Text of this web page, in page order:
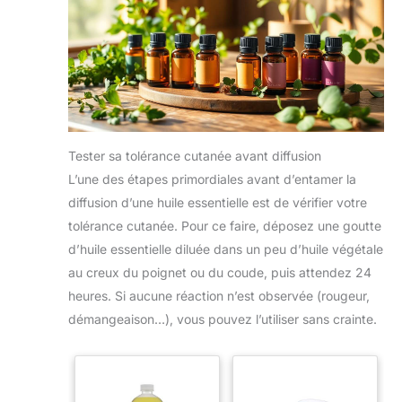
Noël, anniversaire,
anniversaire, vacances,
fête des pères, fête des
mères, Saint Valentin et
plus encore.
Remarque: Si l'emballage
ou la bouteille sont
endommagés, veuillez
comprendre et nous
contacter pour un
possible. Nous vous
sommes très
reconnaissants de votre
gentillesse.
Idéal pour Thanksgiving,
Noël, anniversaire,
anniversaire, vacances,
fête des pères, fête des
mères, Saint Valentin et
plus encore.
Remarque: Si l'emballage
ou la bouteille sont
endommagés, veuillez
comprendre et nous
remplacement dès que
possible. Nous vous
sommes très
reconnaissants de votre
Tester sa tolérance cutanée avant diffusion
L’une des étapes primordiales avant d’entamer la
diffusion d’une huile essentielle est de vérifier votre
tolérance cutanée. Pour ce faire, déposez une goutte
d’huile essentielle diluée dans un peu d’huile végétale
au creux du poignet ou du coude, puis attendez 24
heures. Si aucune réaction n’est observée (rougeur,
démangeaison…), vous pouvez l’utiliser sans crainte.